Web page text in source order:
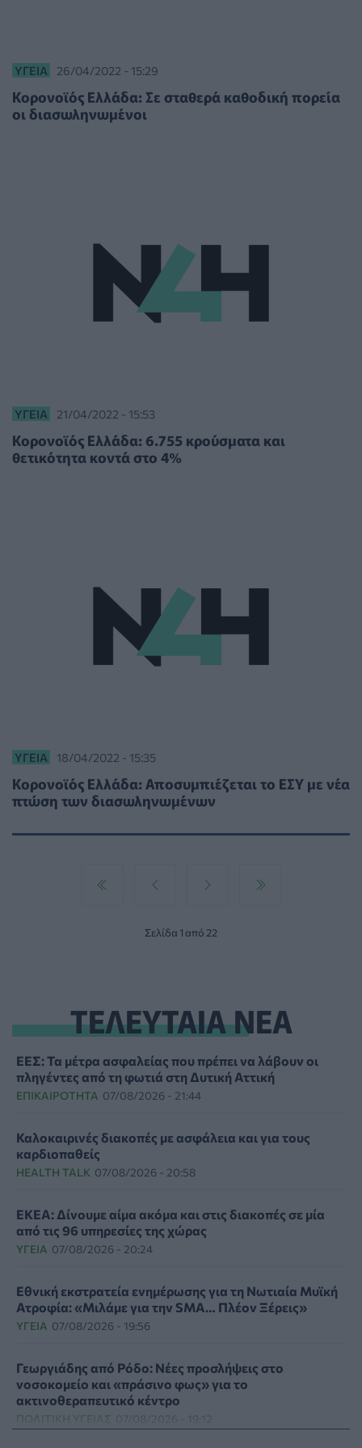
ΥΓΕΊΑ 26/04/2022 - 15:29
Κορονοϊός Ελλάδα: Σε σταθερά καθοδική πορεία
οι διασωληνωμένοι
ΥΓΕΊΑ 21/04/2022 - 15:53
Κορονοϊός Ελλάδα: 6.755 κρούσματα και
θετικότητα κοντά στο 4%
ΥΓΕΊΑ 18/04/2022 - 15:35
Κορονοϊός Ελλάδα: Αποσυμπιέζεται το ΕΣΥ με νέα
πτώση των διασωληνωμένων
Σελίδα 1 από 22
ΤΕΛΕΥΤΑΙΑ ΝΕΑ
ΕΕΣ: Τα μέτρα ασφαλείας που πρέπει να λάβουν οι
πληγέντες από τη φωτιά στη Δυτική Αττική
ΕΠΙΚΑΙΡΌΤΗΤΑ 07/08/2026 - 21:44
Καλοκαιρινές διακοπές με ασφάλεια και για τους
καρδιοπαθείς
HEALTH TALK 07/08/2026 - 20:58
ΕΚΕΑ: Δίνουμε αίμα ακόμα και στις διακοπές σε μία
από τις 96 υπηρεσίες της χώρας
ΥΓΕΊΑ 07/08/2026 - 20:24
Εθνική εκστρατεία ενημέρωσης για τη Νωτιαία Μυϊκή
Ατροφία: «Μιλάμε για την SMA… Πλέον Ξέρεις»
ΥΓΕΊΑ 07/08/2026 - 19:56
Γεωργιάδης από Ρόδο: Νέες προσλήψεις στο
νοσοκομείο και «πράσινο φως» για το
ακτινοθεραπευτικό κέντρο
ΠΟΛΙΤΙΚΉ ΥΓΕΊΑΣ 07/08/2026 - 19:12